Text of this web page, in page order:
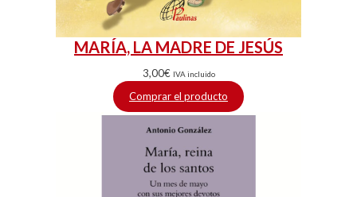
MARÍA, LA MADRE DE JESÚS
3,00€ IVA incluido
Comprar el producto